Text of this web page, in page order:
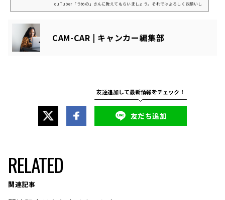
ouTuber「うめの」さんに教えてもらいましょう。それではよろしくお願いし
ます～！＊＊＊＊＊＊＊＊＊＊こんにちは！うめのです！キャブコンタイプのキ
ーでの暮らしや旅の様子、カスタマイズ動画など、さまざまな情報をお届けし
CAM-CAR | キャンカー編集部
友だち追加
RELATED
関連記事